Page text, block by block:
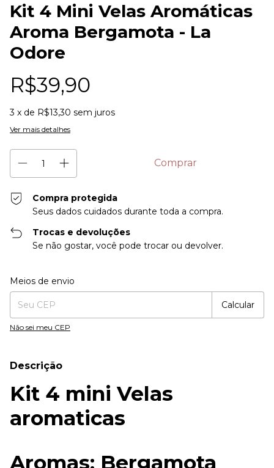
Kit 4 Mini Velas Aromáticas
Aroma Bergamota - La
Odore
R$39,90
3 x de R$13,30 sem juros
Ver mais detalhes
Compra protegida
Seus dados cuidados durante toda a compra.
Trocas e devoluções
Se não gostar, você pode trocar ou devolver.
Entregas para o CEP:
Meios de envio
Calcular
Não sei meu CEP
Descrição
Kit 4 mini Velas
aromaticas
Aromas: Bergamota